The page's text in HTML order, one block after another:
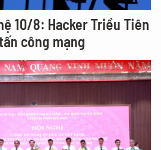
10/8: Hacker Triều Tiên
công mạng